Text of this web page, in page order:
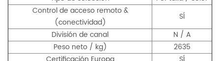
Control de acceso remoto &
(conectividad)
SÍ
División de canal
N / A
Peso neto / kg)
2635